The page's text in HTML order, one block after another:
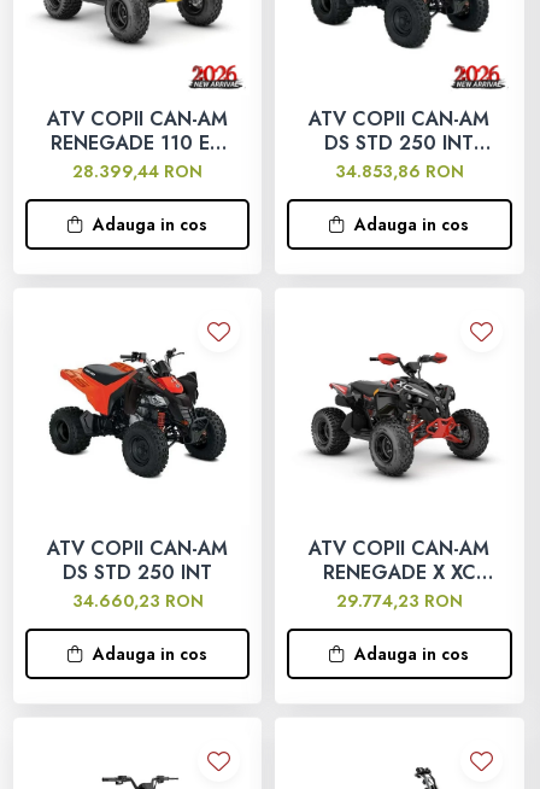
Set Complet
Borseta
Geanta
ECHIPAMENTE SKIJET
ATV COPII CAN-AM
RENEGADE 110 EFI
INT 2026
28.399,44 RON
Adauga in cos
ATV COPII CAN-AM
DS STD 250 INT
2026
34.853,86 RON
Adauga in cos
ATV COPII CAN-AM
DS STD 250 INT
34.660,23 RON
Adauga in cos
ATV COPII CAN-AM
RENEGADE X XC
110 EFI INT
29.774,23 RON
Adauga in cos